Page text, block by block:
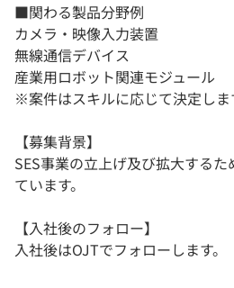
■関わる製品分野例
カメラ・映像入力装置
無線通信デバイス
産業用ロボット関連モジュール
※案件はスキルに応じて決定しま
【募集背景】
SES事業の立上げ及び拡大する
ています。
【入社後のフォロー】
入社後はOJTでフォローします。